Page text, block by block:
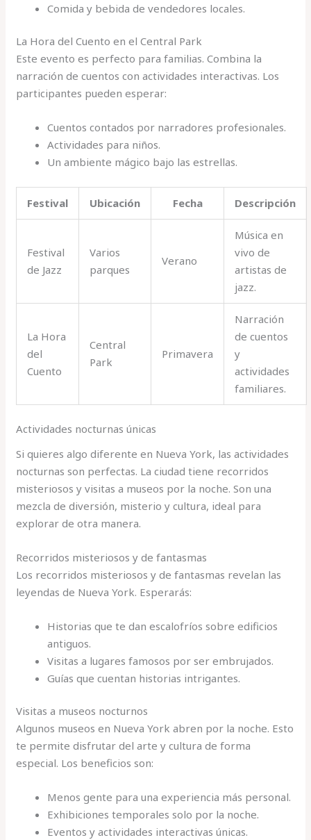
Comida y bebida de vendedores locales.
La Hora del Cuento en el Central Park
Este evento es perfecto para familias. Combina la
narración de cuentos con actividades interactivas. Los
participantes pueden esperar:
Cuentos contados por narradores profesionales.
Actividades para niños.
Un ambiente mágico bajo las estrellas.
Festival Ubicación Fecha Descripción
Festival
de Jazz
Varios
parques
Verano
Música en
vivo de
artistas de
jazz.
La Hora
del
Cuento
Central
Park
Primavera
Narración
de cuentos
y
actividades
familiares.
Actividades nocturnas únicas
Si quieres algo diferente en Nueva York, las actividades
nocturnas son perfectas. La ciudad tiene recorridos
misteriosos y visitas a museos por la noche. Son una
mezcla de diversión, misterio y cultura, ideal para
explorar de otra manera.
Recorridos misteriosos y de fantasmas
Los recorridos misteriosos y de fantasmas revelan las
leyendas de Nueva York. Esperarás:
Historias que te dan escalofríos sobre edificios
antiguos.
Visitas a lugares famosos por ser embrujados.
Guías que cuentan historias intrigantes.
Visitas a museos nocturnos
Algunos museos en Nueva York abren por la noche. Esto
te permite disfrutar del arte y cultura de forma
especial. Los beneficios son:
Menos gente para una experiencia más personal.
Exhibiciones temporales solo por la noche.
Eventos y actividades interactivas únicas.